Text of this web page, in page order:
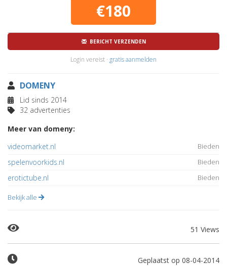
€180
BERICHT VERZENDEN
Login vereist · gratis aanmelden
DOMENY
Lid sinds 2014
32 advertenties
Meer van domeny:
videomarket.nl
Bieden
spelenvoorkids.nl Bieden
erotictube.nl Bieden
Bekijk alle
51 Views
Geplaatst op 08-04-2014